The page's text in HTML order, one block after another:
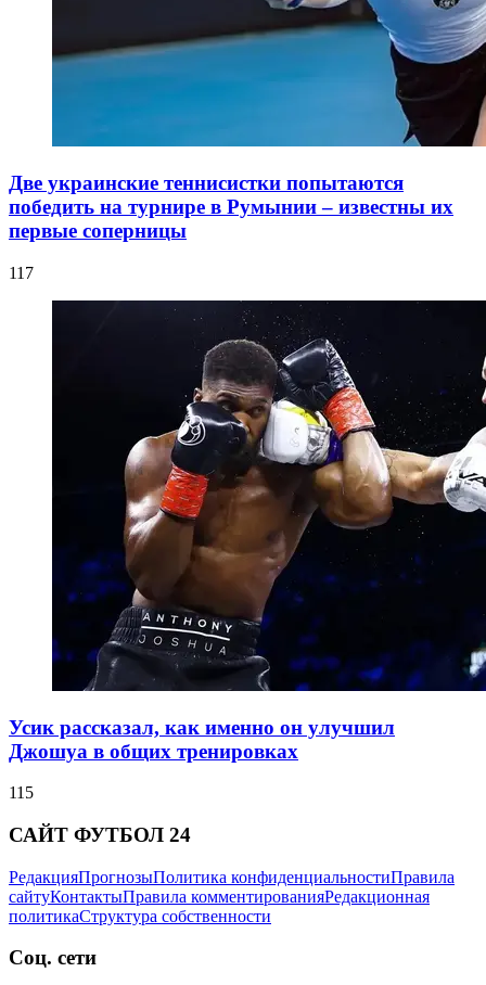
Две украинские теннисистки попытаются
победить на турнире в Румынии – известны их
первые соперницы
117
Усик рассказал, как именно он улучшил
Джошуа в общих тренировках
115
САЙТ ФУТБОЛ 24
РедакцияПрогнозыПолитика конфиденциальностиПравила
сайтуКонтактыПравила комментированияРедакционная
политикаСтруктура собственности
Соц. сети